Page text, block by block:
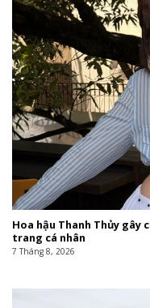
Hoa hậu Thanh Thủy gây
trang cá nhân
7 Tháng 8, 2026